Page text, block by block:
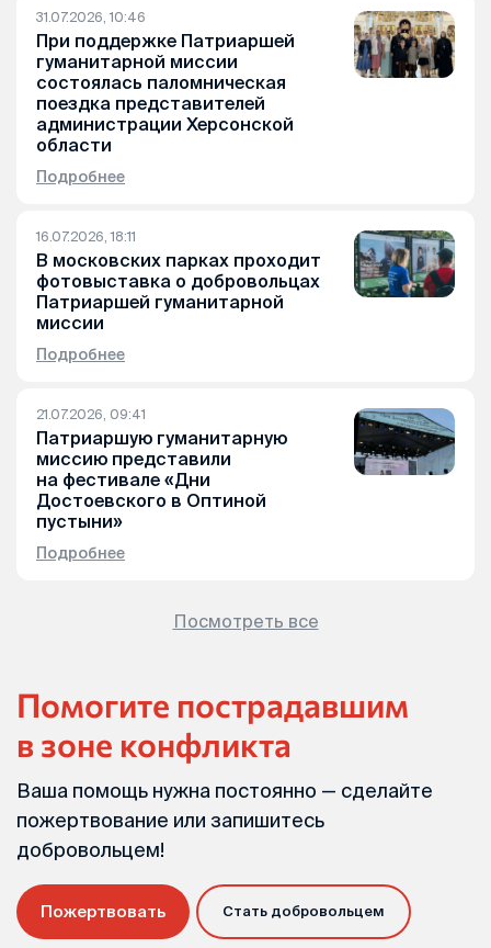
31.07.2026, 10:46
При поддержке Патриаршей
гуманитарной миссии
состоялась паломническая
поездка представителей
администрации Херсонской
области
Подробнее
16.07.2026, 18:11
В московских парках проходит
фотовыставка о добровольцах
Патриаршей гуманитарной
миссии
Подробнее
21.07.2026, 09:41
Патриаршую гуманитарную
миссию представили
на фестивале «Дни
Достоевского в Оптиной
пустыни»
Подробнее
Посмотреть все
Помогите пострадавшим
в зоне конфликта
Ваша помощь нужна постоянно — сделайте
пожертвование или запишитесь
добровольцем!
Пожертвовать Стать добровольцем